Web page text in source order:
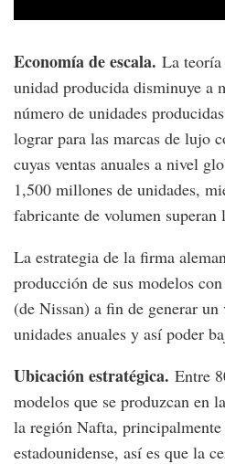
Economía de escala. La
unidad producida disminuye a
número de unidades
lograr para las marcas de lujo
cuyas ventas anuales a nivel
1,500 millones de unidades,
fabricante de volumen superan
La estrategia de la firma
producción de sus modelos
(de Nissan) a fin de generar
unidades anuales y así poder
Ubicación estratégica. Entre
modelos que se produzcan en
la región Nafta, principalmente
estadounidense, así es que la